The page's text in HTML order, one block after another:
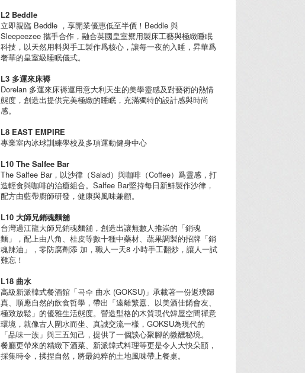
L2 Beddle
立即親臨 Beddle ，享開業優惠低至半價！Beddle 與
Sleepeezee 攜手合作，融合英國皇室禦用製床工藝與極緻睡眠
科技，以天然用料與手工製作爲核心，讓每一夜的入睡，昇華爲
奢華的皇室級睡眠儀式。
L3 多運來床褥
Dorelan 多運來床褥運用意大利天生的美學靈感及對藝術的熱情
態度，創造出提供完美極緻的睡眠，充滿獨特的設計感與時尚
感。
L8 EAST EMPIRE
專業室內冰球訓練學校及多項運動健身中心
L10 The Salfee Bar
The Salfee Bar，以沙律（Salad）與咖啡（Coffee）爲靈感，打
造輕食與咖啡的治癒組合。Salfee Bar堅持每日新鮮製作沙律，
配方由藍帶廚師研發，健康與風味兼顧。
L10 大師兄銷魂麵舖
台灣過江龍大師兄銷魂麵舖，創造出讓無數人推崇的「銷魂
麵」，配上由八角、桂皮等數十種中藥材、蔬果調製的招牌「銷
魂辣油」，零防腐劑添 加，職人一天8 小時手工翻炒，讓人一試
難忘！
L18 曲水
高級新派韓式餐酒館「곡수 曲水 (GOKSU)」承載著一份返璞歸
真、順應自然的飲食哲學，帶出「遠離繁囂、以美酒佳餚會友、
極致放鬆」的優雅生活態度。營造型格的木質現代韓屋空間禪意
環境，就像古人圍水而坐、真誠交流一樣，GOKSU為現代的
「品味一族」與三五知己，提供了一個談心聚腳的微醺秘境。
餐廳更帶來的精緻下酒菜、新派韓式料理等更是令人大快朵頤，
採集時令，揉捏自然，將最純粹的土地風味帶上餐桌。